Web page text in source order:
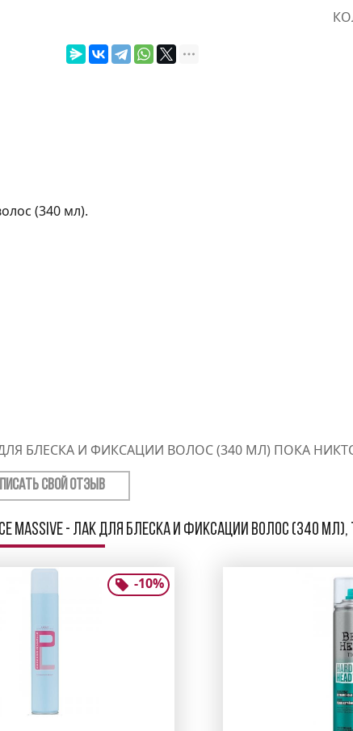
(340 мл).
ДЛЯ БЛЕСКА И ФИКСАЦИИ ВОЛОС (340 МЛ) ПОКА
СВОЙ ОТЗЫВ
Massive - Лак для блеска и фиксации волос (340
-10%